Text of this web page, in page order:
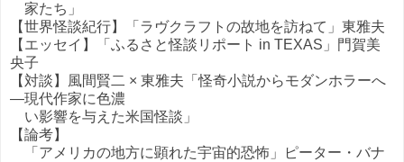
家たち」
【世界怪談紀行】「ラヴクラフトの故地を訪ねて」東雅夫
【エッセイ】「ふるさと怪談リポート in TEXAS」門賀美
央子
【対談】風間賢二 × 東雅夫「怪奇小説からモダンホラーへ
—現代作家に色濃
い影響を与えた米国怪談」
【論考】
「アメリカの地方に顕れた宇宙的恐怖」ピーター・バナ